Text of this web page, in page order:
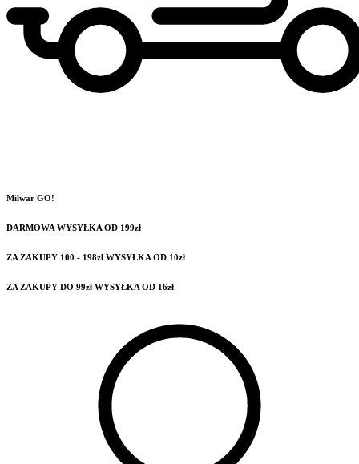
Milwar GO!
DARMOWA WYSYŁKA OD 199zł
ZA ZAKUPY 100 - 198zł WYSYŁKA OD 10zł
ZA ZAKUPY DO 99zł WYSYŁKA OD 16zł